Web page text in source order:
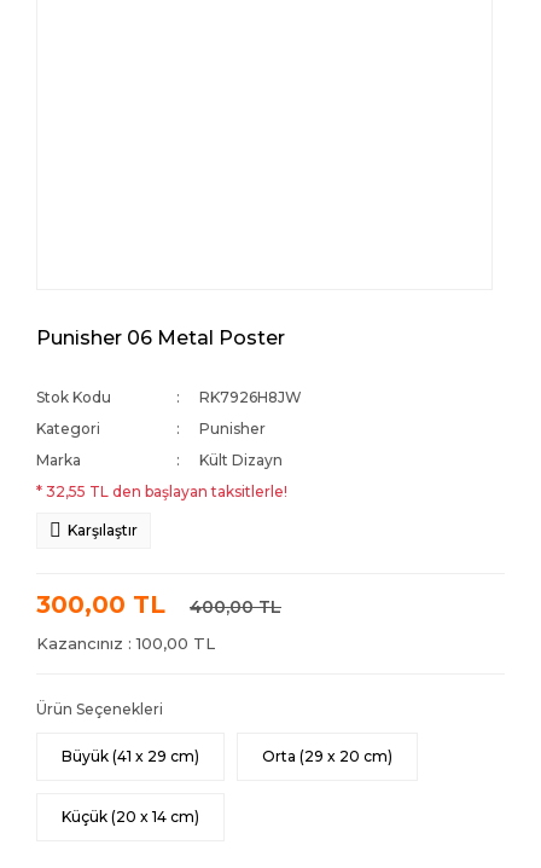
Punisher 06 Metal Poster
Stok Kodu
RK7926H8JW
Kategori
Punisher
Marka
Kült Dizayn
* 32,55 TL den başlayan taksitlerle!
Karşılaştır
300,00 TL 400,00 TL
Kazancınız : 100,00 TL
Ürün Seçenekleri
Büyük (41 x 29 cm) Orta (29 x 20 cm)
Küçük (20 x 14 cm)